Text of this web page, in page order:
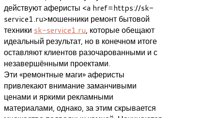
действуют аферисты <a href=https://sk-
service1.ru>мошенники ремонт бытовой
техники sk-service1.ru, которые обещают
идеальный результат, но в конечном итоге
оставляют клиентов разочарованными и с
незавершёнными проектами.
Эти «ремонтные маги» аферисты
привлекают внимание заманчивыми
ценами и яркими рекламными
материалами, однако, за этим скрывается